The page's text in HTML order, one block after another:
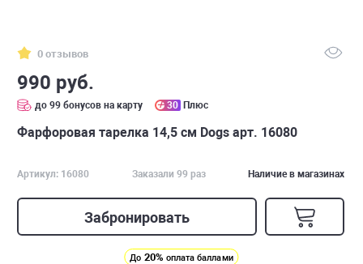
0 отзывов
990 руб.
до 99 бонусов на карту 30 Плюс
Фарфоровая тарелка 14,5 см Dogs арт. 16080
Артикул: 16080 Заказали 99 раз Наличие в магазинах
Забронировать
До 20% оплата баллами